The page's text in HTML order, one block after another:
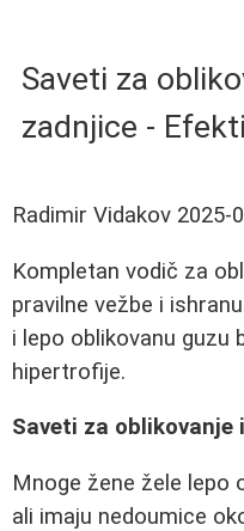
Saveti za
zadnjice -
Radimir Vidakov 2025-
Kompletan vodič za
pravilne vežbe i
i lepo oblikovanu guzu
hipertrofije.
Saveti za oblikovanje
Mnoge žene žele lepo
ali imaju nedoumice